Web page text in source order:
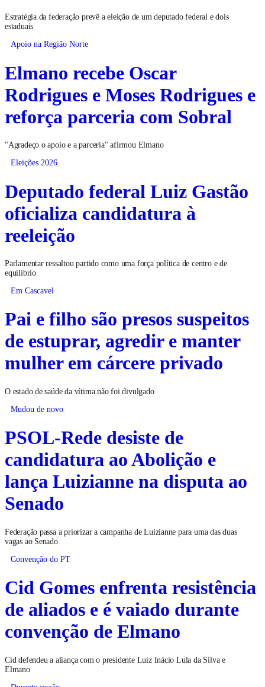
Estratégia da federação prevê a eleição de um deputado federal e dois
estaduais
Apoio na Região Norte
Elmano recebe Oscar
Rodrigues e Moses Rodrigues e
reforça parceria com Sobral
"Agradeço o apoio e a parceria" afirmou Elmano
Eleições 2026
Deputado federal Luiz Gastão
oficializa candidatura à
reeleição
Parlamentar ressaltou partido como uma força política de centro e de
equilíbrio
Em Cascavel
Pai e filho são presos suspeitos
de estuprar, agredir e manter
mulher em cárcere privado
O estado de saúde da vítima não foi divulgado
Mudou de novo
PSOL-Rede desiste de
candidatura ao Abolição e
lança Luizianne na disputa ao
Senado
Federação passa a priorizar a campanha de Luizianne para uma das duas
vagas ao Senado
Convenção do PT
Cid Gomes enfrenta resistência
de aliados e é vaiado durante
convenção de Elmano
Cid defendeu a aliança com o presidente Luiz Inácio Lula da Silva e
Elmano